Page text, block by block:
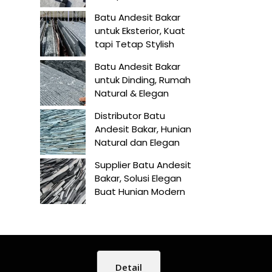
Batu Andesit Bakar
untuk Eksterior, Kuat
tapi Tetap Stylish
Batu Andesit Bakar
untuk Dinding, Rumah
Natural & Elegan
Distributor Batu
Andesit Bakar, Hunian
Natural dan Elegan
Supplier Batu Andesit
Bakar, Solusi Elegan
Buat Hunian Modern
Detail